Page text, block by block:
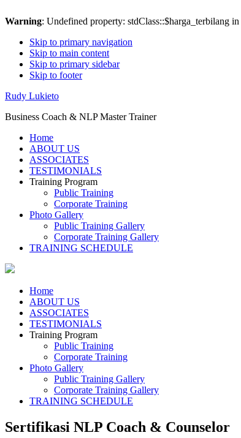
Warning: Undefined property: stdClass::$harga_terbilang in
Skip to primary navigation
Skip to main content
Skip to primary sidebar
Skip to footer
Rudy Lukieto
Business Coach & NLP Master Trainer
Home
ABOUT US
ASSOCIATES
TESTIMONIALS
Training Program
Public Training
Corporate Training
Photo Gallery
Public Training Gallery
Corporate Training Gallery
TRAINING SCHEDULE
Home
ABOUT US
ASSOCIATES
TESTIMONIALS
Training Program
Public Training
Corporate Training
Photo Gallery
Public Training Gallery
Corporate Training Gallery
TRAINING SCHEDULE
Sertifikasi NLP Coach & Counselor